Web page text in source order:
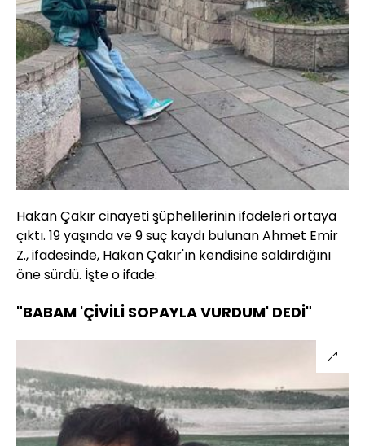
Hakan Çakır cinayeti şüphelilerinin ifadeleri ortaya
çıktı. 19 yaşında ve 9 suç kaydı bulunan Ahmet Emir
Z., ifadesinde, Hakan Çakır'ın kendisine saldırdığını
öne sürdü. İşte o ifade:
"BABAM 'ÇİVİLİ SOPAYLA VURDUM' DEDİ"